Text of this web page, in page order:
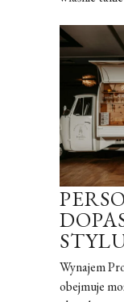
Wynajem
obejmuje